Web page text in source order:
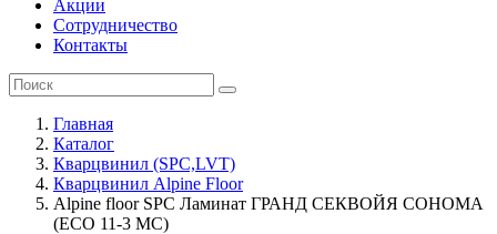
Акции
Сотрудничество
Контакты
Главная
Каталог
Кварцвинил (SPC,LVT)
Кварцвинил Alpine Floor
Alpine floor SPC Ламинат ГРАНД СЕКВОЙЯ СОНОМА
(ECO 11-3 MC)